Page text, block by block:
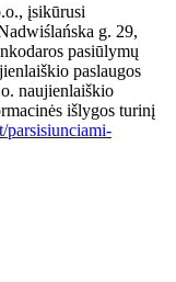
įsikūrusi
g. 29,
pasiūlymų
paslaugos
naujienlaiškio
išlygos turinį
parsisiunciami-